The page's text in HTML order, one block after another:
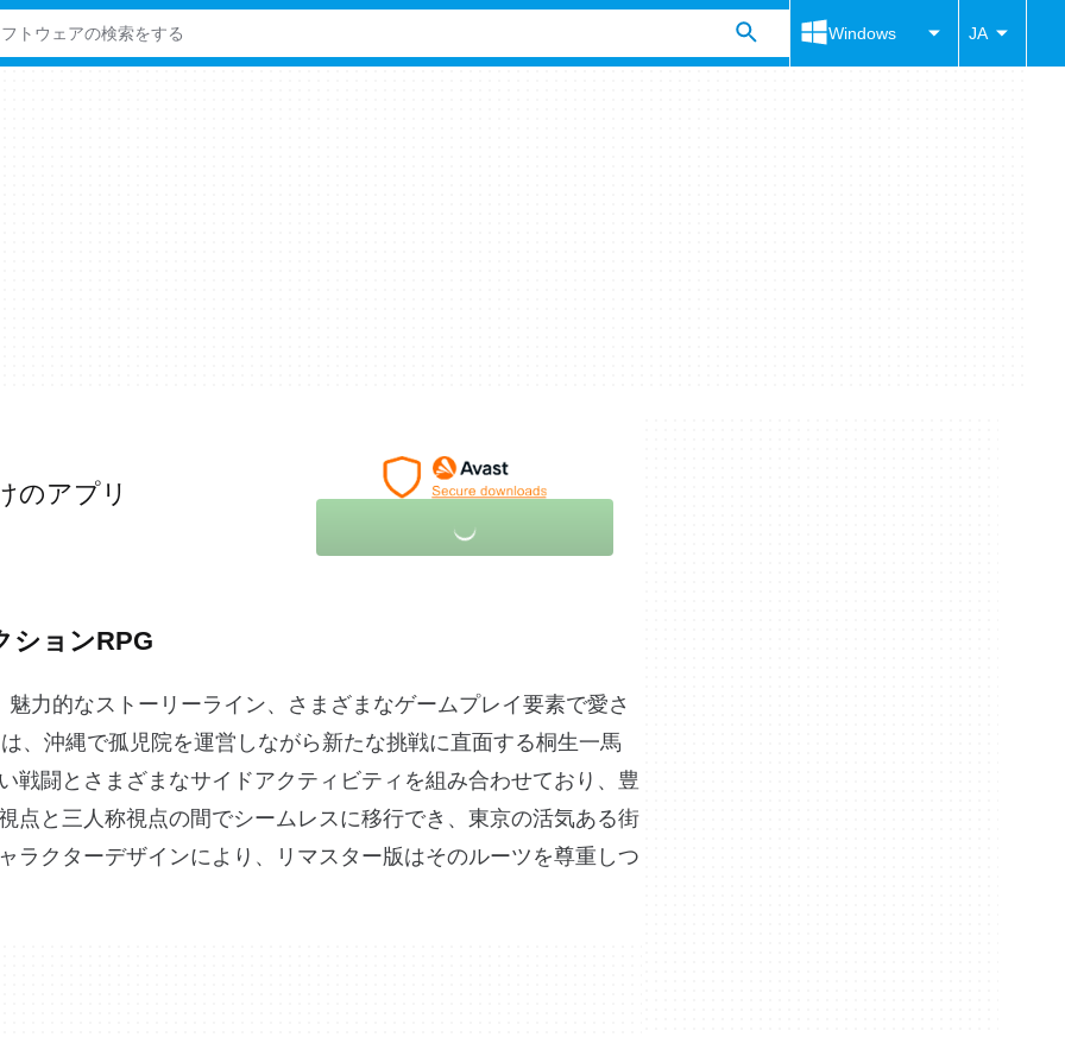
Windows JA
のアプリ
ションRPG
力的なストーリーライン、さまざまなゲームプレイ要素で愛さ
、沖縄で孤児院を運営しながら新たな挑戦に直面する桐生一馬
戦闘とさまざまなサイドアクティビティを組み合わせており、豊
点と三人称視点の間でシームレスに移行でき、東京の活気ある街
ラクターデザインにより、リマスター版はそのルーツを尊重しつ